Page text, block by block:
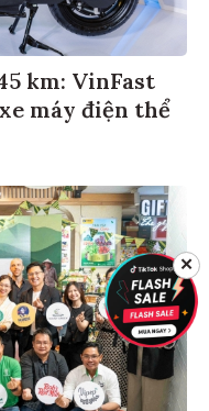
km: VinFast
máy điện thể
✕